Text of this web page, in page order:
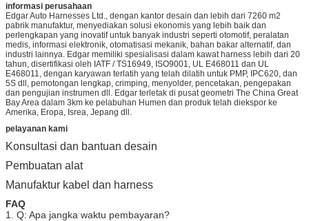
informasi perusahaan
Edgar Auto Harnesses Ltd., dengan kantor desain dan lebih dari 7260 m2
pabrik manufaktur, menyediakan solusi ekonomis yang lebih baik dan
perlengkapan yang inovatif untuk banyak industri seperti otomotif, peralatan
medis, informasi elektronik, otomatisasi mekanik, bahan bakar alternatif, dan
industri lainnya. Edgar memiliki spesialisasi dalam kawat harness lebih dari 20
tahun, disertifikasi oleh IATF / TS16949, ISO9001, UL E468011 dan UL
E468011, dengan karyawan terlatih yang telah dilatih untuk PMP, IPC620, dan
5S dll, pemotongan lengkap, crimping, menyolder, pencetakan, pengepakan
dan pengujian instrumen dll. Edgar terletak di pusat geometri The China Great
Bay Area dalam 3km ke pelabuhan Humen dan produk telah diekspor ke
Amerika, Eropa, Isrea, Jepang dll.
pelayanan kami
Konsultasi dan bantuan desain
Pembuatan alat
Manufaktur kabel dan harness
FAQ
1. Q: Apa jangka waktu pembayaran?